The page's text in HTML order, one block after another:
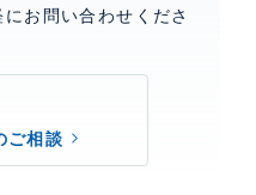
お問い合わせくださ
ご相談